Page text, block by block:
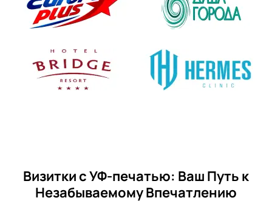
Визитки с УФ-печатью: Ваш Путь к
Незабываемому Впечатлению